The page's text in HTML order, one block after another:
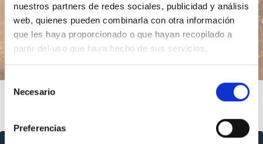
nuestros partners de redes sociales, publicidad y análisis
web, quienes pueden combinarla con otra información
que les haya proporcionado o que hayan recopilado a
partir del uso que haya hecho de sus servicios.
Selección
Necesario
Preferencias
Introducción Índice